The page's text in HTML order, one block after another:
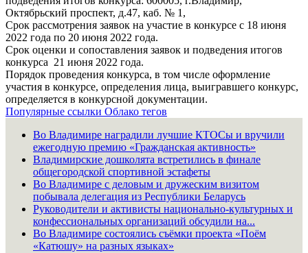
Октябрьский проспект, д.47, каб. № 1,
Срок рассмотрения заявок на участие в конкурсе с 18 июня
2022 года по 20 июня 2022 года.
Срок оценки и сопоставления заявок и подведения итогов
конкурса 21 июня 2022 года.
Порядок проведения конкурса, в том числе оформление
участия в конкурсе, определения лица, выигравшего конкурс,
определяется в конкурсной документации.
Популярные ссылки Облако тегов
Во Владимире наградили лучшие КТОСы и вручили
ежегодную премию «Гражданская активность»
Владимирские дошколята встретились в финале
общегородской спортивной эстафеты
Во Владимире с деловым и дружеским визитом
побывала делегация из Республики Беларусь
Руководители и активисты национально-культурных и
конфессиональных организаций обсудили на...
Во Владимире состоялись съёмки проекта «Поём
«Катюшу» на разных языках»